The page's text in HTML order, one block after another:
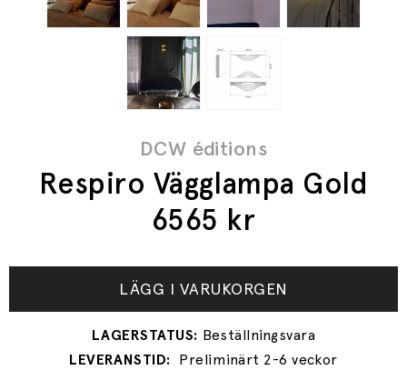
DCW éditions
Respiro Vägglampa Gold
6565 kr
LÄGG I VARUKORGEN
Preliminärt 2-6 veckor